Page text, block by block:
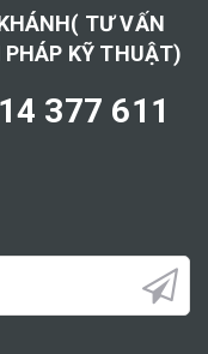
TƯ VẤN
PHÁP KỸ THUẬT)
377 611